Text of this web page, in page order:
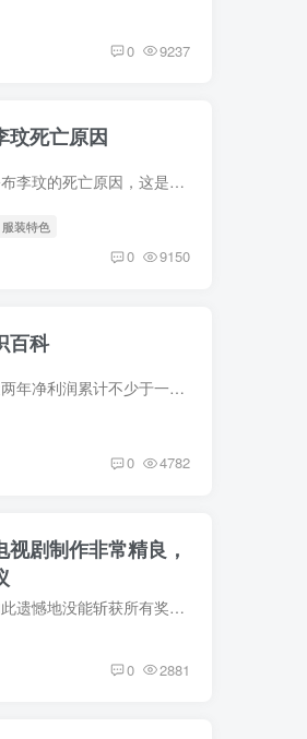
0 9237
玟死亡原因
李玟的丈夫决定向公众公布李玟的死亡原因，这是对外界的一种负责任的举动。我们都知道李玟是一位才华横溢的音乐人，她的突然离世让人们感到震惊和悲伤。对于她的家人和粉丝来说，了解她的死亡原...
装特色
0 9150
百科
最近两年连续盈利，最近两年净利润累计不少于一千万元，且持续增长;或者最近一年盈利，且净利润不少于五百万元。
0 4782
剧制作非常精良，
到底为什么这位女演员如此遗憾地没能斩获所有奖项呢？演员的演技最能够把观众带入故事中，真正的演员几乎可以一秒入戏，即使不了解剧情突然看到她时
0 2881